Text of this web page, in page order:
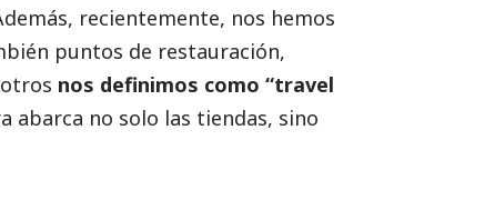
recientemente, nos hemos
puntos de restauración,
nos definimos como “travel
abarca no solo las tiendas, sino